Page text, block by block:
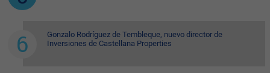
Gonzalo Rodríguez de Tembleque, nuevo director de
Inversiones de Castellana Properties